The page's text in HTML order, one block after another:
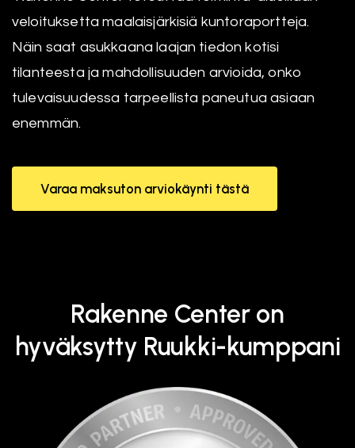
veloituksetta maalaisjärkisiä kuntoraportteja.
Näin saat asukkaana laajan tiedon kotisi
tilanteesta ja mahdollisuuden arvioida, onko
tulevaisuudessa tarpeellista paneutua asiaan
enemmän.
Varaa maksuton arviokäynti tästä
Rakenne Center on
hyväksytty Ruukki-kumppani